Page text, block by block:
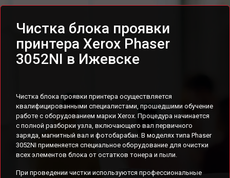
Чистка блока проявки
принтера Xerox Phaser
3052NI в Ижевске
Чистка блока проявки принтера осуществляется
квалифицированными специалистами, прошедшими обучение
работе с оборудованием марки Xerox. Процедура начинается
с полной разборки узла, включающего вал первичного
заряда, магнитный вал и фотобарабан. В моделях типа Phaser
3052NI применяется специальное оборудование для очистки
всех элементов блока от остатков тонера и пыли.
При проведении чистки используются профессиональные